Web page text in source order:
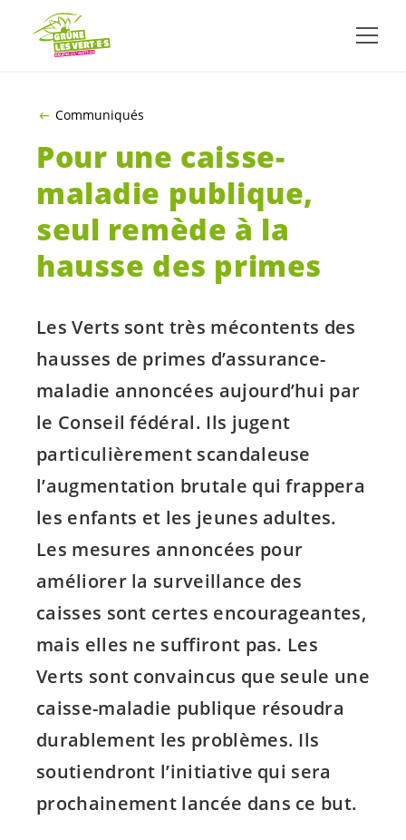
ALLER AU CONTENU PRINCIPAL
Communiqués
Pour une caisse-
maladie publique,
seul remède à la
hausse des primes
Les Verts sont très mécontents des
hausses de primes d’assurance-
maladie annoncées aujourd’hui par
le Conseil fédéral. Ils jugent
particulièrement scandaleuse
l’augmentation brutale qui frappera
les enfants et les jeunes adultes.
Les mesures annoncées pour
améliorer la surveillance des
caisses sont certes encourageantes,
mais elles ne suffiront pas. Les
Verts sont convaincus que seule une
caisse-maladie publique résoudra
durablement les problèmes. Ils
soutiendront l’initiative qui sera
prochainement lancée dans ce but.